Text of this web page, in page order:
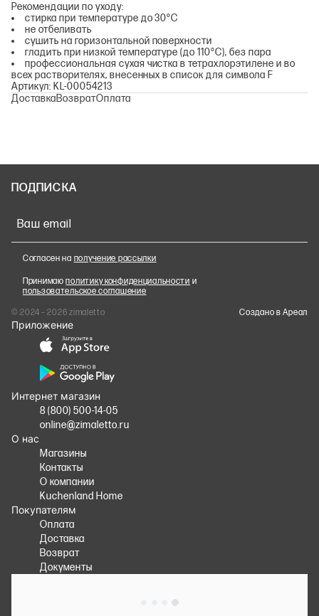
Рекомендации по уходу:
стирка при температуре до 30°С
не отбеливать
сушить на горизонтальной поверхности
гладить при низкой температуре (до 110°С), без пара
профессиональная сухая чистка в тетрахлорэтилене и во
всех растворителях, внесенных в список для символа F
Артикул: KL-00054213
ДоставкаВозвратОплата
ПОДПИСКА
Ваш email
Согласен на получение рассылки
Принимаюполитику конфиденциальности и
пользовательское соглашение
© 2024 – 2026 zimaletto
Cоздано в Ареал
Приложение
Интернет магазин
8 (800) 500-14-05
online@zimaletto.ru
О нас
Магазины
Контакты
О компании
Kuchenland Home
Покупателям
Оплата
Доставка
Возврат
Документы